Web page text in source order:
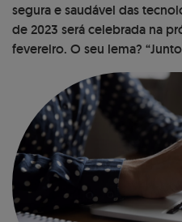
segura e saudável das
de 2023 será celebrada na
fevereiro. O seu lema?